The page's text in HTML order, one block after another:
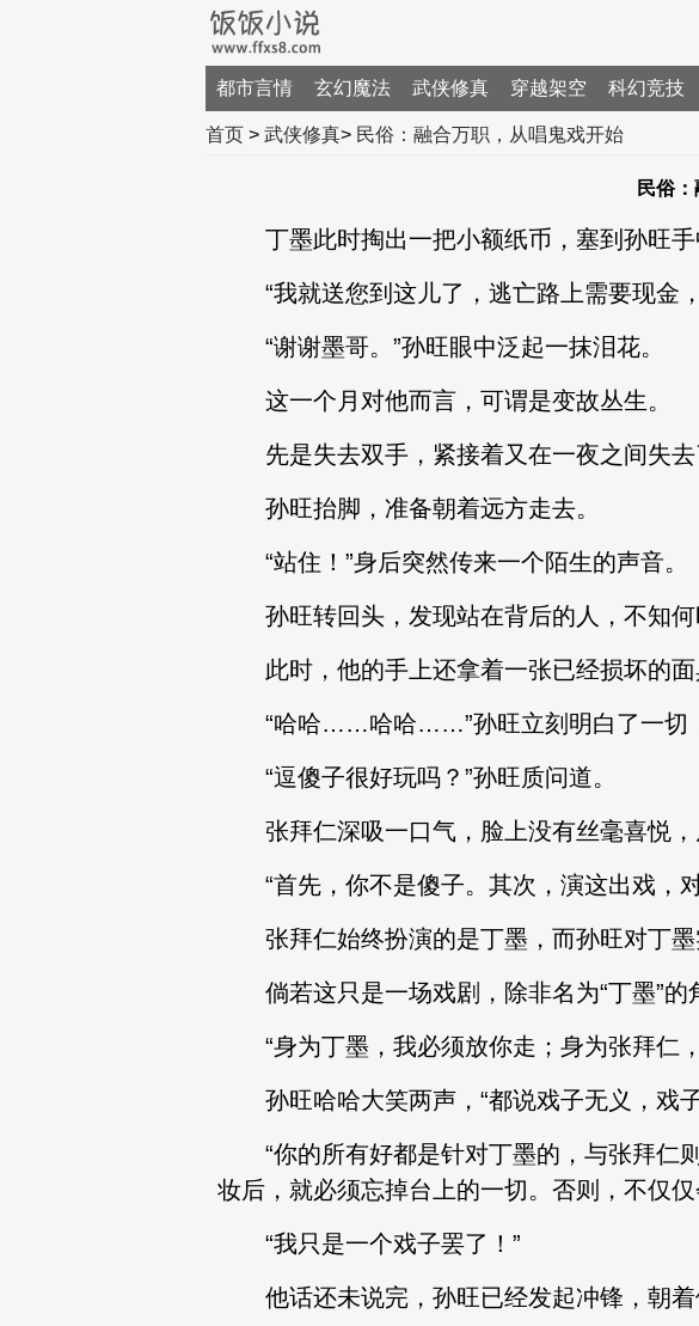
都市言情 玄幻魔法 武侠修真 穿越架空 科幻竞技
首页 > 武侠修真> 民俗：融合万职，从唱鬼戏开始
民俗
丁墨此时掏出一把小额纸币，塞到孙旺手
“我就送您到这儿了，逃亡路上需要现金
“谢谢墨哥。”孙旺眼中泛起一抹泪花。
这一个月对他而言，可谓是变故丛生。
先是失去双手，紧接着又在一夜之间失去
孙旺抬脚，准备朝着远方走去。
“站住！”身后突然传来一个陌生的声音。
孙旺转回头，发现站在背后的人，不知何
此时，他的手上还拿着一张已经损坏的面
“哈哈……哈哈……”孙旺立刻明白了一切，
“逗傻子很好玩吗？”孙旺质问道。
张拜仁深吸一口气，脸上没有丝毫喜悦，
“首先，你不是傻子。其次，演这出戏，
张拜仁始终扮演的是丁墨，而孙旺对丁墨
倘若这只是一场戏剧，除非名为“丁墨”的
“身为丁墨，我必须放你走；身为张拜仁
孙旺哈哈大笑两声，“都说戏子无义，戏
“你的所有好都是针对丁墨的，与张拜仁
妆后，就必须忘掉台上的一切。否则，不仅
“我只是一个戏子罢了！”
他话还未说完，孙旺已经发起冲锋，朝着